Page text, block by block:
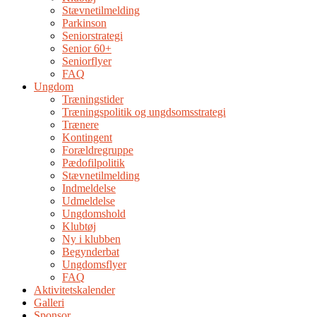
Stævnetilmelding
Parkinson
Seniorstrategi
Senior 60+
Seniorflyer
FAQ
Ungdom
Træningstider
Træningspolitik og ungdsomsstrategi
Trænere
Kontingent
Forældregruppe
Pædofilpolitik
Stævnetilmelding
Indmeldelse
Udmeldelse
Ungdomshold
Klubtøj
Ny i klubben
Begynderbat
Ungdomsflyer
FAQ
Aktivitetskalender
Galleri